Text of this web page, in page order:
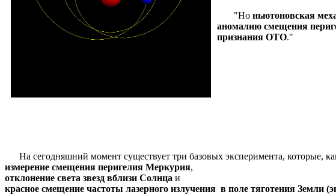
"Но ньютоновская
аномалию смещения
признания ОТО."
На сегодняшний момент существует три базовых эксперимента, которые,
измерение смещения перигелия Меркурия,
отклонение света звезд вблизи Солнца и
красное смещение частоты лазерного излучения в поле тяготения Земли